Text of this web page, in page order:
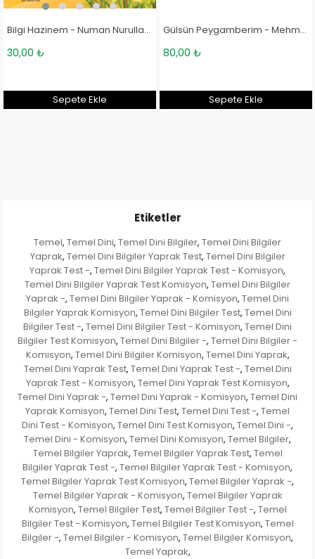
80,00 ₺
Sepete Ekle
80,00 ₺
Sepete Ekle
Etiketler
Temel, Temel Dini, Temel Dini Bilgiler, Temel Dini Bilgiler
Yaprak, Temel Dini Bilgiler Yaprak Test, Temel Dini Bilgiler
Yaprak Test -, Temel Dini Bilgiler Yaprak Test - Komisyon,
Temel Dini Bilgiler Yaprak Test Komisyon, Temel Dini Bilgiler
Yaprak -, Temel Dini Bilgiler Yaprak - Komisyon, Temel Dini
Bilgiler Yaprak Komisyon, Temel Dini Bilgiler Test, Temel Dini
Bilgiler Test -, Temel Dini Bilgiler Test - Komisyon, Temel Dini
Bilgiler Test Komisyon, Temel Dini Bilgiler -, Temel Dini Bilgiler -
Komisyon, Temel Dini Bilgiler Komisyon, Temel Dini Yaprak,
Temel Dini Yaprak Test, Temel Dini Yaprak Test -, Temel Dini
Yaprak Test - Komisyon, Temel Dini Yaprak Test Komisyon,
Temel Dini Yaprak -, Temel Dini Yaprak - Komisyon, Temel Dini
Yaprak Komisyon, Temel Dini Test, Temel Dini Test -, Temel
Dini Test - Komisyon, Temel Dini Test Komisyon, Temel Dini -,
Temel Dini - Komisyon, Temel Dini Komisyon, Temel Bilgiler,
Temel Bilgiler Yaprak, Temel Bilgiler Yaprak Test, Temel
Bilgiler Yaprak Test -, Temel Bilgiler Yaprak Test - Komisyon,
Temel Bilgiler Yaprak Test Komisyon, Temel Bilgiler Yaprak -,
Temel Bilgiler Yaprak - Komisyon, Temel Bilgiler Yaprak
Komisyon, Temel Bilgiler Test, Temel Bilgiler Test -, Temel
Bilgiler Test - Komisyon, Temel Bilgiler Test Komisyon, Temel
Bilgiler -, Temel Bilgiler - Komisyon, Temel Bilgiler Komisyon,
Temel Yaprak,